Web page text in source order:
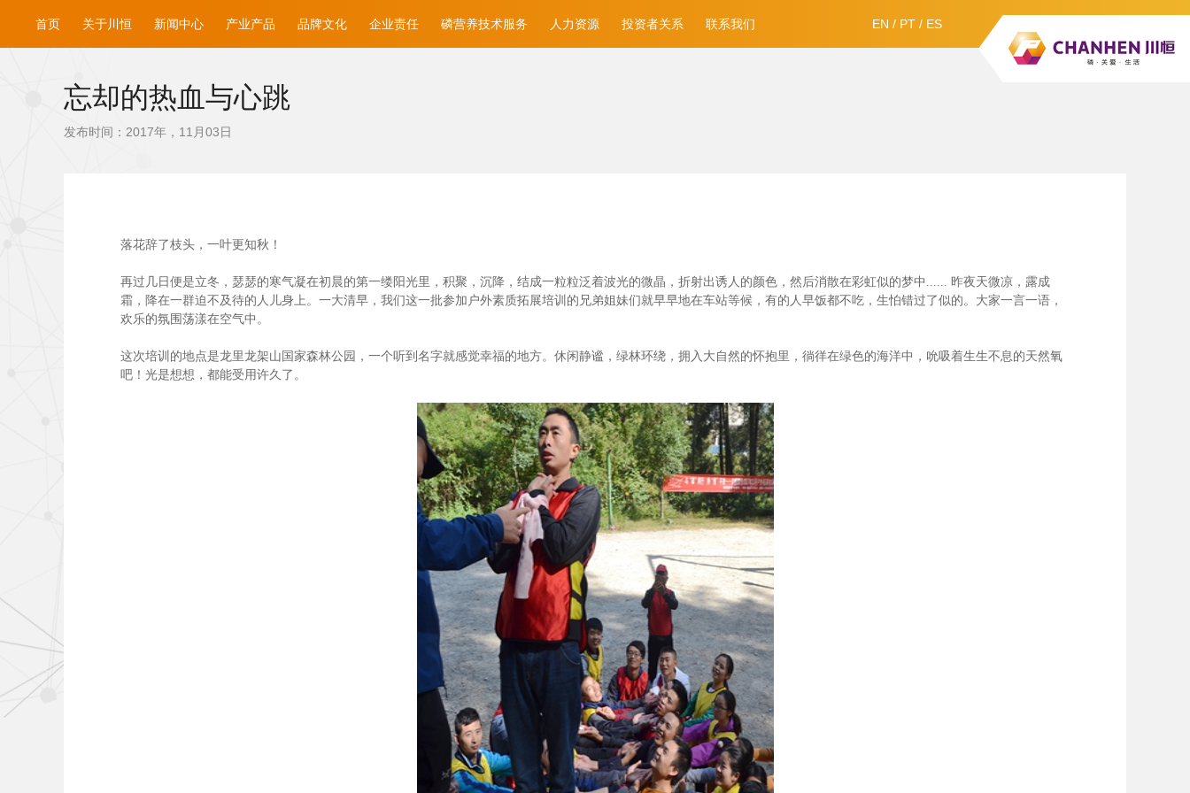
EN / PT / ES
首页 关于川恒 新闻中心 产业产品 品牌文化 企业责任 磷营养技术服务 人力资源 投资者关系 联系我们
忘却的热血与心跳
发布时间：2017年，11月03日
落花辞了枝头，一叶更知秋！
再过几日便是立冬，瑟瑟的寒气凝在初晨的第一缕阳光里，积聚，沉降，结成一粒粒泛着波光的微晶，折射出诱人的颜色，然后消散在彩虹似的梦中...... 昨夜天微凉，露成
霜，降在一群迫不及待的人儿身上。一大清早，我们这一批参加户外素质拓展培训的兄弟姐妹们就早早地在车站等候，有的人早饭都不吃，生怕错过了似的。大家一言一语，
欢乐的氛围荡漾在空气中。
这次培训的地点是龙里龙架山国家森林公园，一个听到名字就感觉幸福的地方。休闲静谧，绿林环绕，拥入大自然的怀抱里，徜徉在绿色的海洋中，吮吸着生生不息的天然氧
吧！光是想想，都能受用许久了。